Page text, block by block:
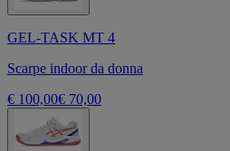
GEL-TASK MT 4
Scarpe indoor da donna
€ 100,00€ 70,00